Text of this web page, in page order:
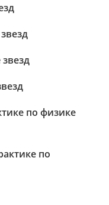
по физике
по